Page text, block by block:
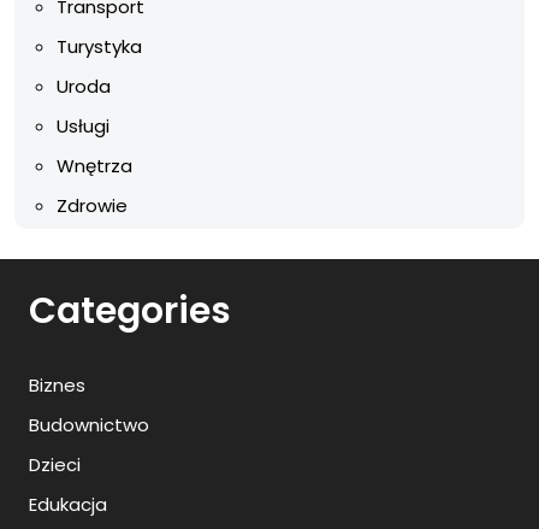
Transport
Turystyka
Uroda
Usługi
Wnętrza
Zdrowie
Categories
Biznes
Budownictwo
Dzieci
Edukacja